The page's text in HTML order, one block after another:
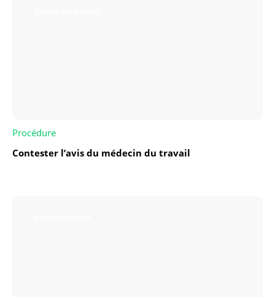
Procédure
Contester l’avis du médecin du travail